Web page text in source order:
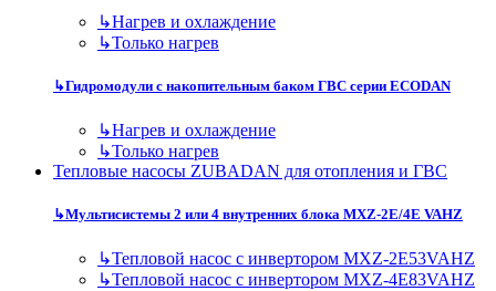
↳Нагрев и охлаждение
↳Только нагрев
↳Гидромодули с накопительным баком ГВС серии ECODAN
↳Нагрев и охлаждение
↳Только нагрев
Тепловые насосы ZUBADAN для отопления и ГВС
↳Мультисистемы 2 или 4 внутренних блока MXZ-2E/4E VAHZ
↳Тепловой насос с инвертором MXZ-2E53VAHZ
↳Тепловой насос с инвертором MXZ-4E83VAHZ